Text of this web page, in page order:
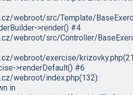
webroot/src/Template/
>render() #4
webroot/src/Controller/
webroot/exercise/
>renderDefault() #6
webroot/index.php(132):
in